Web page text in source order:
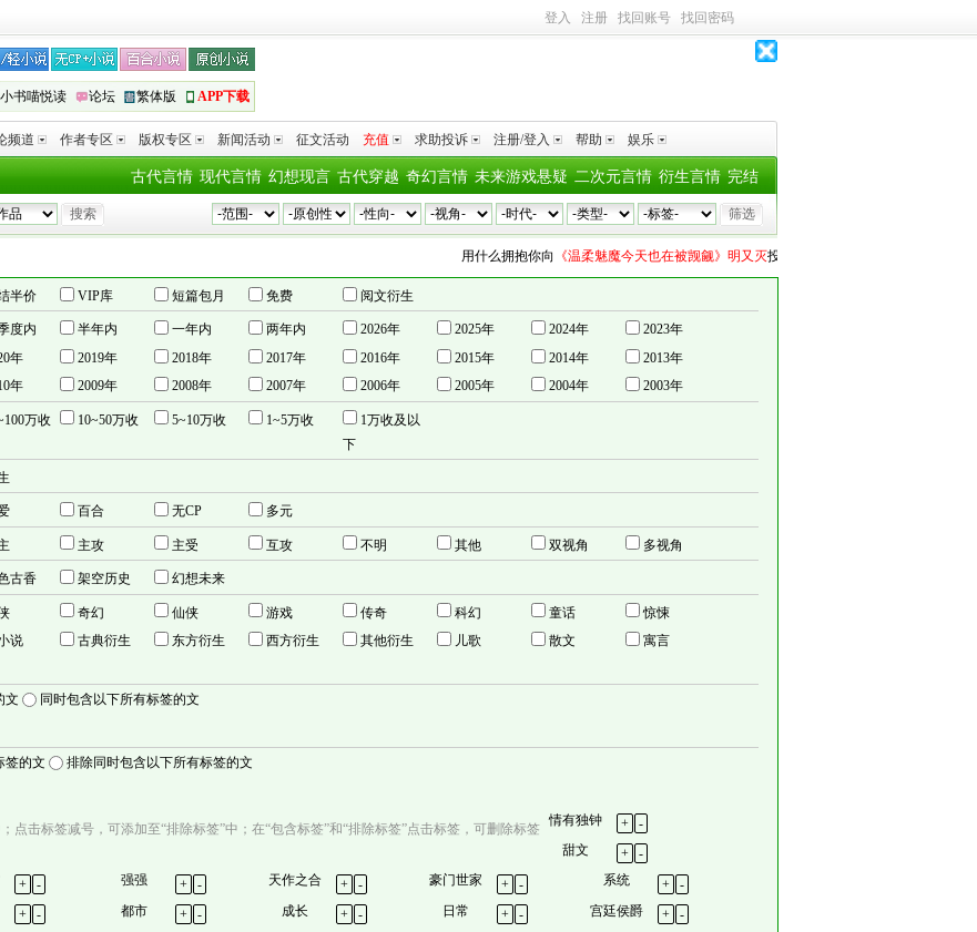
登入 注册 找回账号 找回密码
小书喵悦读 论坛 繁体版 APP下载
频道 作者专区 版权专区 新闻活动 征文活动 充值 求助投诉 注册/登入 帮助 娱乐
完结
衍生言情
二次元言情
未来游戏悬疑
奇幻言情
古代穿越
幻想现言
现代言情
古代言情
用什么拥抱你向《温柔魅魔今天也在被觊觎》明又灭投了1个深水鱼雷
半价 VIP库 短篇包月 免费
阅文衍生
度内 半年内 一年内 两年内 2026年 2025年 2024年
2023年
年 2019年 2018年 2017年 2016年 2015年 2014年
2013年
年 2009年 2008年 2007年 2006年 2005年 2004年
2003年
万收 10~50万收 5~10万收 1~5万收
1万收及以
下
百合 无CP
多元
主攻 主受 互攻 不明 其他 双视角
多视角
古香 架空历史
幻想未来
奇幻 仙侠 游戏 传奇 科幻 童话
惊悚
说 古典衍生 东方衍生 西方衍生 其他衍生 儿歌 散文
寓言
文
同时包含以下所有标签的文
签的文
排除同时包含以下所有标签的文
点击标签减号，可添加至“排除标签”中；在“包含标签”和“排除标签”点击标签，可删除标签
情有独钟 +
-
甜文
+
-
+ - 强强 + - 天作之合 + - 豪门世家 + - 系统 +
-
+ - 都市 + - 成长 + - 日常 + - 宫廷侯爵 +
-